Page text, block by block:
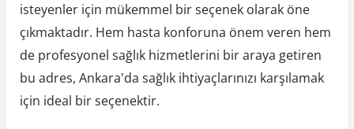
isteyenler için mükemmel bir seçenek olarak öne
çıkmaktadır. Hem hasta konforuna önem veren hem
de profesyonel sağlık hizmetlerini bir araya getiren
bu adres, Ankara'da sağlık ihtiyaçlarınızı karşılamak
için ideal bir seçenektir.